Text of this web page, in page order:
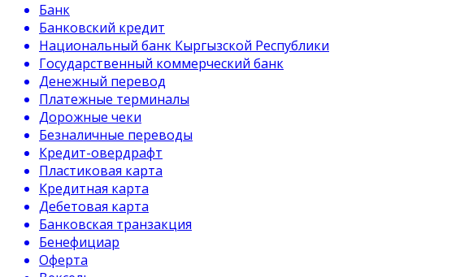
Банк
Банковский кредит
Национальный банк Кыргызской Республики
Государственный коммерческий банк
Денежный перевод
Платежные терминалы
Дорожные чеки
Безналичные переводы
Кредит-овердрафт
Пластиковая карта
Кредитная карта
Дебетовая карта
Банковская транзакция
Бенефициар
Оферта